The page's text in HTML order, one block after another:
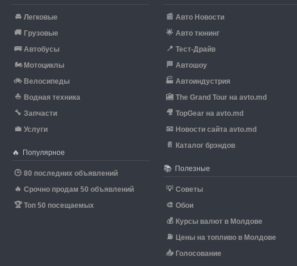
🚘 Легковые
🚚 Грузовые
🚌 Автобусы
🏍 Мотоциклы
🚲 Велосипеды
⛵ Водная техника
🔧 Запчасти
💼 Услуги
🔥 Популярное
🕒 80 последних объявлений
🔥 Срочно продам 50 объявлений
🏆 Топ 50 посещаемых
📰 Авто Новости
🌟 Авто тюнинг
📍 Тест-Драйв
🏁 Автошоу
🏭 Автоиндустрия
🎦 The Grand Tour на avto.md
🎥 TopGear на avto.md
📧 Новости сайта avto.md
📄
Каталог брэндов
📚 Полезные
💡 Советы
🎨 Обои
💰 Курсы валют в Молдове
⛽ Цены на топливо в Молдове
📥 Голосование